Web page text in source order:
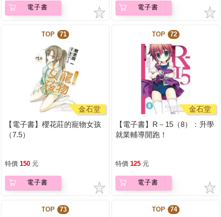
電子書 電子書
TOP 71
金石堂
【電子書】櫻花莊的寵物女孩
（7.5）
特價 150 元
電子書
TOP 72
金石堂
【電子書】R－15（8）：升學
就業輔導開跑！
特價 125 元
電子書
TOP 73 TOP 74